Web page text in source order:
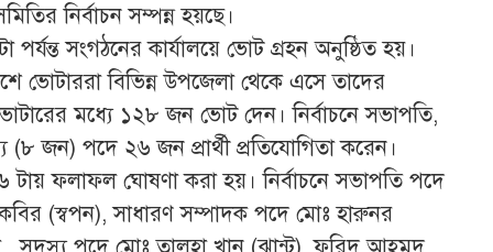
নির্বাচন সম্পন্ন হয়ছে।
সংগঠনের কার্যালয়ে ভোট গ্রহন অনুষ্ঠিত হয়।
ভোটাররা বিভিন্ন উপজেলা থেকে এসে তাদের
মধ্যে ১২৮ জন ভোট দেন। নির্বাচনে সভাপতি,
জন) পদে ২৬ জন প্রার্থী প্রতিযোগিতা করেন।
ফলাফল ঘোষণা করা হয়। নির্বাচনে সভাপতি পদে
(স্বপন), সাধারণ সম্পাদক পদে মোঃ হারুনর